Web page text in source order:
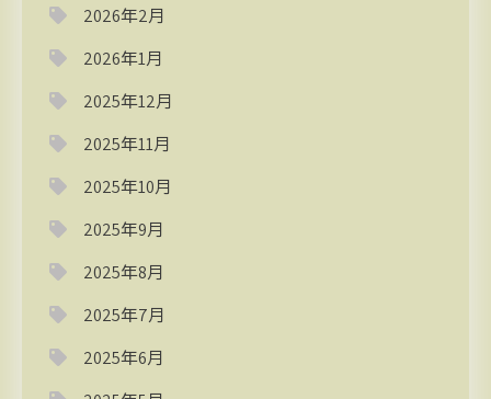
2026年2月
2026年1月
2025年12月
2025年11月
2025年10月
2025年9月
2025年8月
2025年7月
2025年6月